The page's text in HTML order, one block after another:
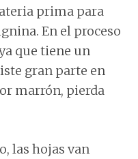
prima para
En el proceso
que tiene un
gran parte en
marrón, pierda
las hojas van